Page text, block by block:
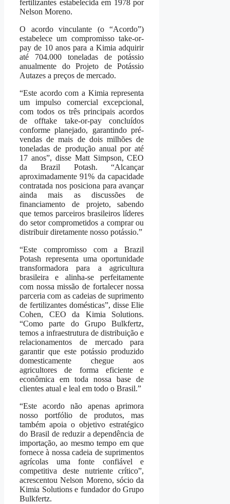
fertilizantes estabelecida em 1978 por
Nelson Moreno.
O acordo vinculante (o “Acordo”)
estabelece um compromisso take-or-
pay de 10 anos para a Kimia adquirir
até 704.000 toneladas de potássio
anualmente do Projeto de Potássio
Autazes a preços de mercado.
“Este acordo com a Kimia representa
um impulso comercial excepcional,
com todos os três principais acordos
de offtake take-or-pay concluídos
conforme planejado, garantindo pré-
vendas de mais de dois milhões de
toneladas de produção anual por até
17 anos”, disse Matt Simpson, CEO
da Brazil Potash. “Alcançar
aproximadamente 91% da capacidade
contratada nos posiciona para avançar
ainda mais as discussões de
financiamento de projeto, sabendo
que temos parceiros brasileiros líderes
do setor comprometidos a comprar ou
distribuir diretamente nosso potássio.”
“Este compromisso com a Brazil
Potash representa uma oportunidade
transformadora para a agricultura
brasileira e alinha-se perfeitamente
com nossa missão de fortalecer nossa
parceria com as cadeias de suprimento
de fertilizantes domésticas”, disse Elie
Cohen, CEO da Kimia Solutions.
“Como parte do Grupo Bulkfertz,
temos a infraestrutura de distribuição e
relacionamentos de mercado para
garantir que este potássio produzido
domesticamente chegue aos
agricultores de forma eficiente e
econômica em toda nossa base de
clientes atual e leal em todo o Brasil.”
“Este acordo não apenas aprimora
nosso portfólio de produtos, mas
também apoia o objetivo estratégico
do Brasil de reduzir a dependência de
importação, ao mesmo tempo em que
fornece à nossa cadeia de suprimentos
agrícolas uma fonte confiável e
competitiva deste nutriente crítico”,
acrescentou Nelson Moreno, sócio da
Kimia Solutions e fundador do Grupo
Bulkfertz.